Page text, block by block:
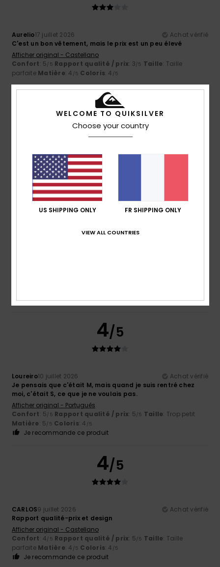
Aurelio17 juillet 2026
Achat vérifié
C'est un bon vêtement, mais le prix est un peu élevé
Afficher original - Castellano
Confort: 5/5 Rapport qualité / prix: 3/5 Taille: Taille
parfaite Matière: 4 /5 Coloris: 4 /5
5/5
Taille correct
Confort: 5/5 Rapport qualité / prix
Matière: 5/5 Coloris: 5/5
Je recommande ce produit
5
Je recommande ce produit
4/5
Loureiro10 juillet 2026
Achat vérifié
Je pensais que c'était M, mais quand je suis rentré chez
moi, c'était S, ce que je ne voulais pas.
Afficher original - Português
Confort: 5/5 Rapport qualité / prix: 5/5 Taille: Trop petit
Matière: 5/5 Coloris: 4 /5
Je recommande ce produit
4/5
CARLOS9 juillet 2026
Achat vérifié
Rapport qualité-prix et design
Afficher original - Castellano
Confort: 4/5 Rapport qualité / prix: 5/5 Taille: Taille
parfaite Matière: 4 /5 Coloris: 4 /5
Je recommande ce produit
WELCOME TO QUIKSILVER
Choose your country
US SHIPPING ONLY FR SHIPPING ONLY
VIEW ALL COUNTRIES